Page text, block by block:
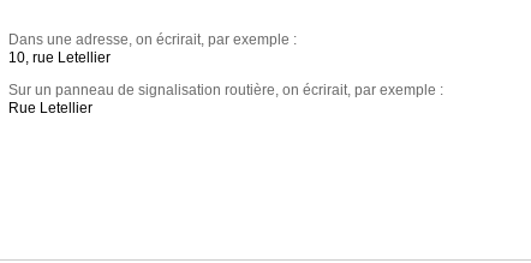
Dans une adresse, on écrirait, par exemple :
10, rue Letellier
Sur un panneau de signalisation routière, on écrirait, par exemple :
Rue Letellier